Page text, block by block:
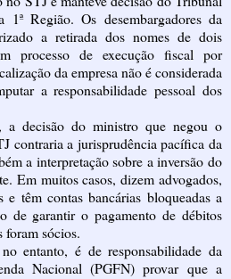
Região. Os desembargadores da
a retirada dos nomes de dois
processo de execução fiscal por
da empresa não é considerada
a responsabilidade pessoal dos
a decisão do ministro que negou o
contraria a jurisprudência pacífica da
a interpretação sobre a inversão do
Em muitos casos, dizem advogados,
e têm contas bancárias bloqueadas a
de garantir o pagamento de débitos
foram sócios.
entanto, é de responsabilidade da
Nacional (PGFN) provar que a